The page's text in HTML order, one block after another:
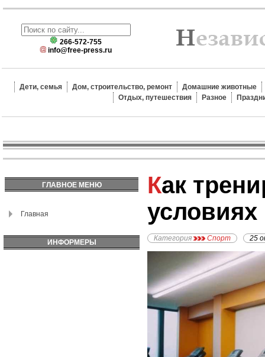
266-572-755
info@free-press.ru
Дети, семья Дом, строительство, ремонт
Домашние животные
Отдых, путешествия
Разное
ГЛАВНОЕ МЕНЮ
Главная
ИНФОРМЕРЫ
Как тренироваться в
условиях
Категория Спорт 25